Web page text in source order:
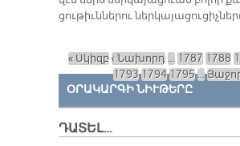
ՎԱՐՉԱՊԵՏԸ ՊԻՏԻ
ՀԵՏ
Չորեքշաբթի, Դեկտեմբեր 23,
Ահ­մէտ Տա­վու­տօղ­լու կը ծրագ­րէ
սակ­ցիլ ընդ­դի­մու­թեան